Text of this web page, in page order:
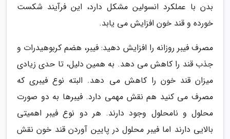
بدن با عملکرد انسولین مشکل دارد، این فرآیند شکست
خورده و قند خون افزایش می یابد.
مصرف فیبر روزانه را افزایش دهید: فیبر، هضم کربوهیدرات و
جذب قند را کاهش می دهد. به همین دلیل، تا حدی زیادی
میزان قند خون را کاهش می دهد. البته نوع فیبری که
مصرف می کنید هم نقش مهمی دارد. فیبرها به دو صورت
محلول و نامحلول وجود دارند. هر دو نوع فیبر اهمیتی
بالایی دارند اما فیبر محلول در پایین آوردن قند خون نقش